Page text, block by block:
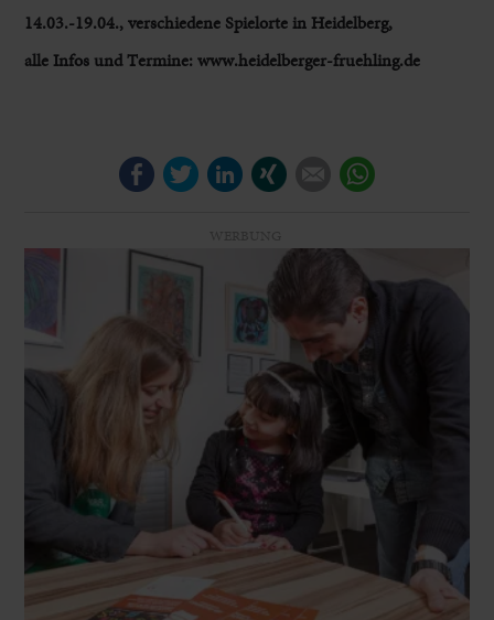
14.03.-19.04., verschiedene Spielorte in Heidelberg,
alle Infos und Termine: www.heidelberger-fruehling.de
FacebookTwitterLinkedIn E-mail